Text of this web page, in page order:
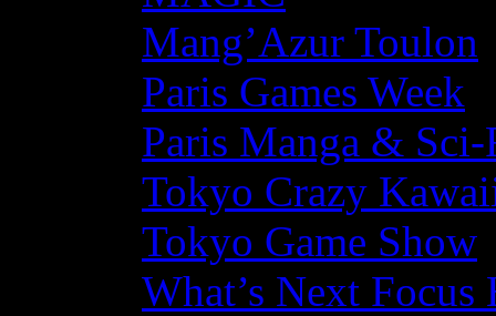
Mang’Azur Toulon
Paris Games Week
Paris Manga &
Tokyo Crazy
Tokyo Game Show
What’s Next